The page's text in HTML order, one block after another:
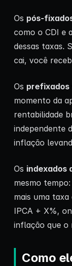
Os pós-
como o CDI e
dessas taxas.
cai, você
Os prefixados
momento da
rentabilidade
independente
inflação
Os indexados
mesmo
mais uma
IPCA + X%,
inflação que o
Como